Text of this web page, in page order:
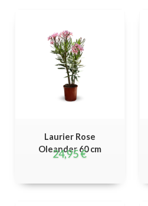
Laurier Rose
Oleander 60 cm
24,95€